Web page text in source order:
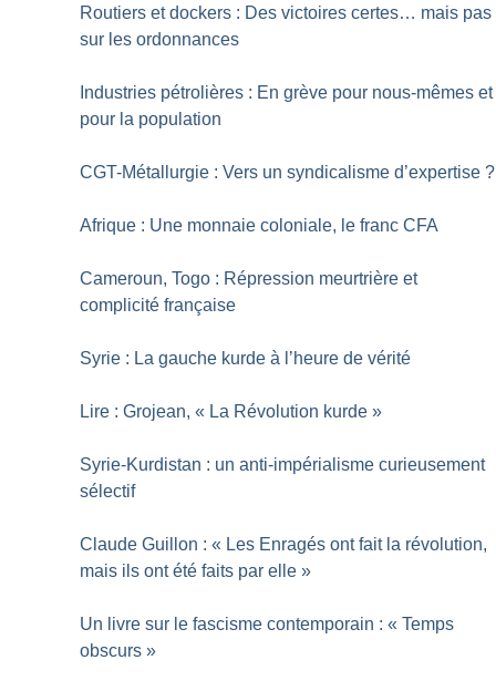
Routiers et dockers : Des victoires certes… mais pas
sur les ordonnances
Industries pétrolières : En grève pour nous-mêmes et
pour la population
CGT-Métallurgie : Vers un syndicalisme d’expertise ?
Afrique : Une monnaie coloniale, le franc CFA
Cameroun, Togo : Répression meurtrière et
complicité française
Syrie : La gauche kurde à l’heure de vérité
Lire : Grojean, « La Révolution kurde »
Syrie-Kurdistan : un anti-impérialisme curieusement
sélectif
Claude Guillon : « Les Enragés ont fait la révolution,
mais ils ont été faits par elle »
Un livre sur le fascisme contemporain : « Temps
obscurs »